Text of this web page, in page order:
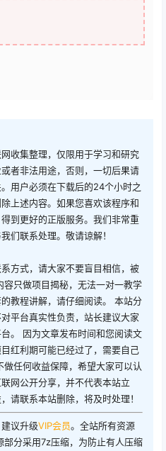
收集整理，仅限用于学习和研究
者非法用途，否则，一切后果请
用户必须在下载后的24个小时之
上述内容。如果您喜欢该程序和
到更好的正版服务。我们非常重
们联系处理。敬请谅解！
方式，请大家不要盲目相信，被
只做项目揭秘，无法一对一教学
教程讲解，请仔细阅读。 本站分
平台真实性负责，站长建议大家
。 因为文章发布时间和您阅读文
红利期可能已经过了，需要自己
任何收益保障，希望大家可以认
网公开分享，并不代表本站立
请联系本站删除，将及时处理！
议升级VIP会员。全站所有资源
部分采用7z压缩，为防止有人压缩